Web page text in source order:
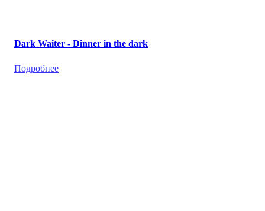
Dark Waiter - Dinner in the dark
Подробнее